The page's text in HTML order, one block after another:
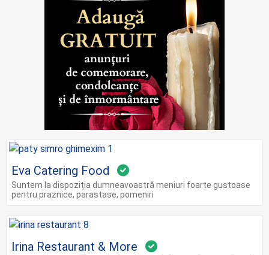
Eva Catering Food
Suntem la dispoziția dumneavoastră meniuri foarte gustoase
pentru praznice, parastase, pomeniri
Irina Restaurant & More